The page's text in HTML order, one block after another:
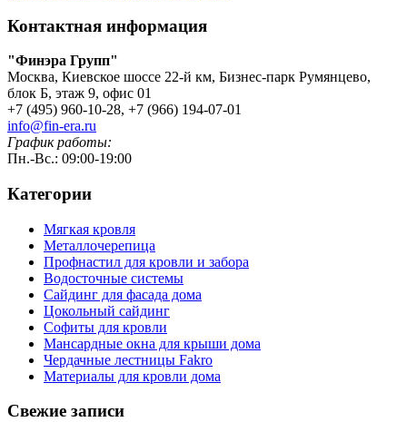
Контактная информация
"Финэра Групп"
Москва, Киевское шоссе 22-й км, Бизнес-парк Румянцево,
блок Б, этаж 9, офис 01
+7 (495) 960-10-28, +7 (966) 194-07-01
info@fin-era.ru
График работы:
Пн.-Вс.: 09:00-19:00
Категории
Мягкая кровля
Металлочерепица
Профнастил для кровли и забора
Водосточные системы
Сайдинг для фасада дома
Цокольный сайдинг
Софиты для кровли
Мансардные окна для крыши дома
Чердачные лестницы Fakro
Материалы для кровли дома
Свежие записи